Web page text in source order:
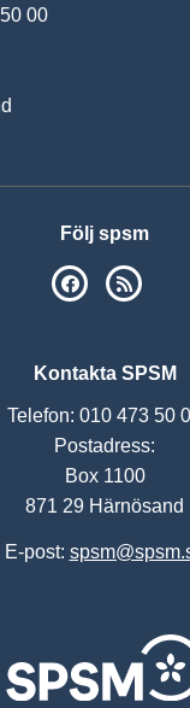
00
Följ spsm
SPSM på
Kontakta SPSM
Telefon: 010 473 50
Postadress:
Box 1100
871 29 Härnösand
E-post: